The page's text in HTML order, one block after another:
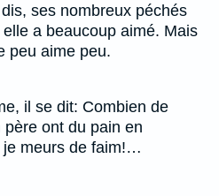
ses nombreux péchés
a beaucoup aimé. Mais
peu aime peu.
il se dit: Combien de
ont du pain en
je meurs de faim!…